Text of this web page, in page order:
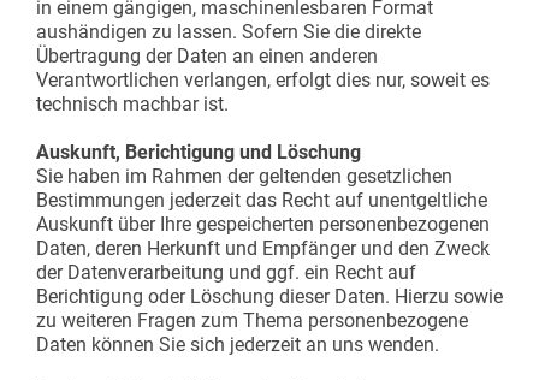
in einem gängigen, maschinenlesbaren Format
aushändigen zu lassen. Sofern Sie die direkte
Übertragung der Daten an einen anderen
Verantwortlichen verlangen, erfolgt dies nur, soweit es
technisch machbar ist.
Auskunft, Berichtigung und Löschung
Sie haben im Rahmen der geltenden gesetzlichen
Bestimmungen jederzeit das Recht auf unentgeltliche
Auskunft über Ihre gespeicherten personenbezogenen
Daten, deren Herkunft und Empfänger und den Zweck
der Datenverarbeitung und ggf. ein Recht auf
Berichtigung oder Löschung dieser Daten. Hierzu sowie
zu weiteren Fragen zum Thema personenbezogene
Daten können Sie sich jederzeit an uns wenden.